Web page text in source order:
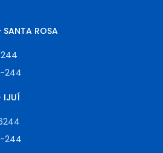
SANTA ROSA
244
IJUÍ
244